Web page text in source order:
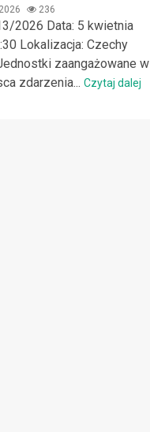
236
2026 Data: 5 kwietnia
Lokalizacja: Czechy
zaangażowane w
zdarzenia... Czytaj dalej